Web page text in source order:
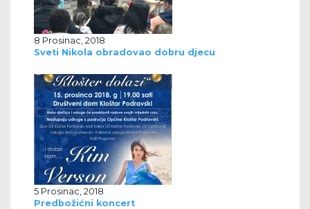
8 Prosinac, 2018
Sveti Nikola obradovao dobru djecu
5 Prosinac, 2018
Predbožićni koncert